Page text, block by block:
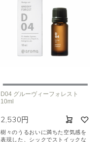
D04 グルーヴィーフォレスト
10ml
2,530円
樹々のうるおいに満ちた空気感を
表現した、シックでストイックな